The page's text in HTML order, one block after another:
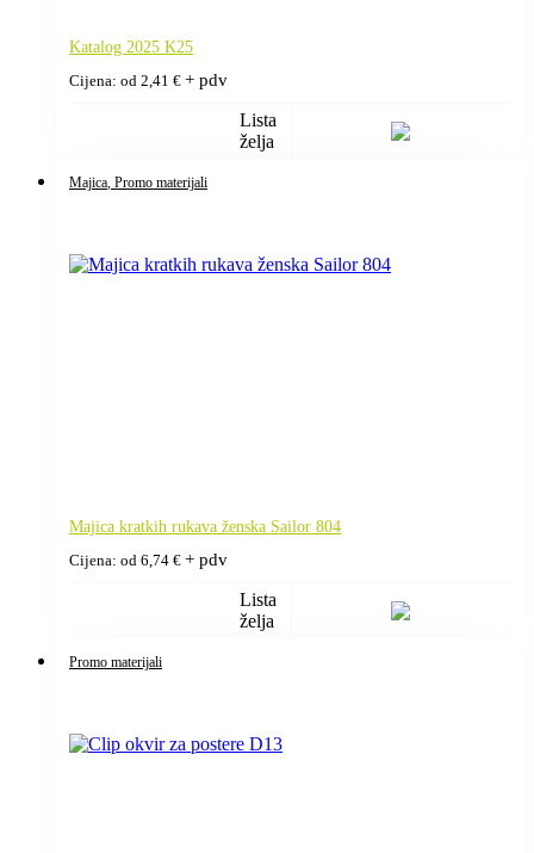
Katalog 2025 K25
Cijena: od 2,41 € + pdv
Lista
želja
Majica , Promo materijali
Majica kratkih rukava ženska Sailor 804
Cijena: od 6,74 € + pdv
Lista
želja
Promo materijali